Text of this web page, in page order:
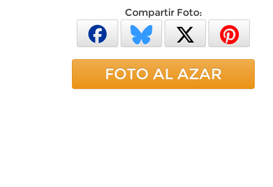
Compartir Foto:
FOTO AL AZAR